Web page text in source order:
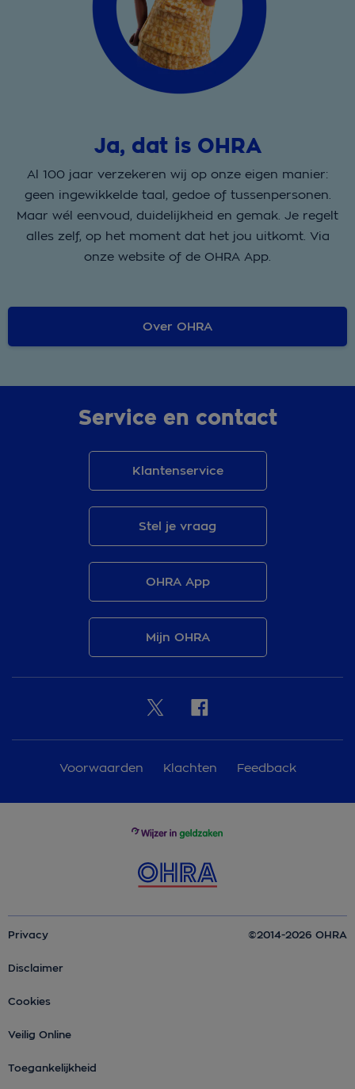
Ja, dat is OHRA
Al 100 jaar verzekeren wij op onze eigen manier:
geen ingewikkelde taal, gedoe of tussenpersonen.
Maar wél eenvoud, duidelijkheid en gemak. Je regelt
alles zelf, op het moment dat het jou uitkomt. Via
onze website of de OHRA App.
Over OHRA
Service en contact
Klantenservice
Stel je vraag
OHRA App
Mijn OHRA
Voorwaarden Klachten Feedback
Privacy
Disclaimer
Cookies
Veilig Online
Toegankelijkheid
©2014-2026 OHRA